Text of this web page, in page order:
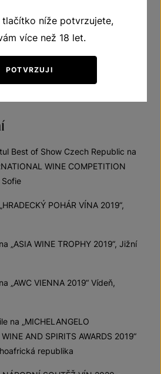
Best of Show Czech Republic na
WINE COMPETITION
Sofie
POHÁR VÍNA 2019“,
„ASIA WINE TROPHY 2019“, Jižní
„AWC VIENNA 2019“ Vídeň,
na „MICHELANGELO
AND SPIRITS AWARDS 2019“
republika
tlačítko níže potvrzujete,
více než 18 let.
POTVRZUJI